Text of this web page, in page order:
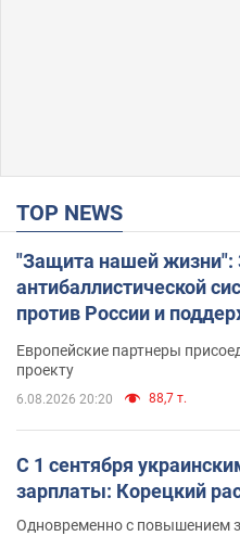
TOP NEWS
"Защита нашей жизни":
антибаллистической
против России и
Европейские партнеры
проекту
6.08.2026 20:20 88,7 т.
С 1 сентября
зарплаты: Корецкий
Одновременно с повышением